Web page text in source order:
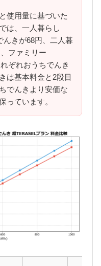
使用量に基づいた
は、一人暮らし
んきが68円、二人暮
ファミリー
ぞれおうちでんき
は基本料金と2段目
でんきより安価な
っています。